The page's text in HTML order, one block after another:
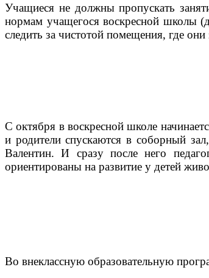
Учащиеся не должны пропускать
нормам учащегося воскресной школы
следить за чистотой помещения, где
С октября в воскресной школе
и родители спускаются в соборный
Валентин. И сразу после него
ориентированы на развитие у детей
Во внеклассную образовательную